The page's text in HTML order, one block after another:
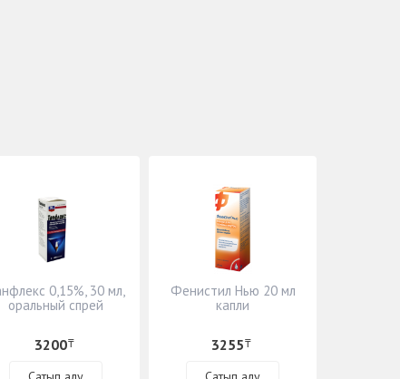
0,15%, 30 мл,
оральный спрей
3200₸
Фенистил Нью 20 мл
капли
3255₸